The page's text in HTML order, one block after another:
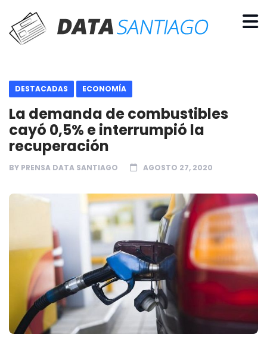
DESTACADAS ECONOMÍA
La demanda de combustibles
cayó 0,5% e interrumpió la
recuperación
BY PRENSA DATA SANTIAGO AGOSTO 27, 2020